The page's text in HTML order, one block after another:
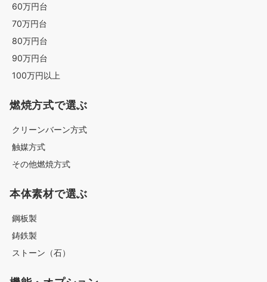
60万円台
70万円台
80万円台
90万円台
100万円以上
燃焼方式で選ぶ
クリーンバーン方式
触媒方式
その他燃焼方式
本体素材で選ぶ
鋼板製
鋳鉄製
ストーン（石）